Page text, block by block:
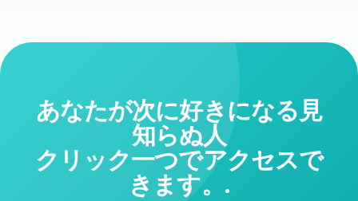
あなたが次に好きになる見
知らぬ人
クリック一つでアクセスで
きます。.